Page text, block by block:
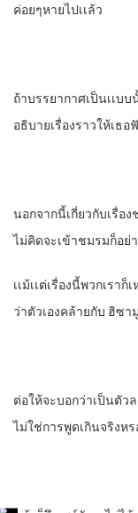
ค่อยๆหายไปเเล้ว
ถ้าบรรยากาศ​เป็นเเบ
อธิบายเรื่องราวให้เธอ
นอกจากนี้เกี่ยวกับเรื่อ
ไม่คิดจะเข้าชมรมก็อย่
เเม้เเต่เรื่องนี้พวกเร
ว่าตัวเองคล้ายกับ ฮิซา
ต่อให้จะบอกว่าเป็นตัว
ไม่ใช่การพูดเกินจริงหร